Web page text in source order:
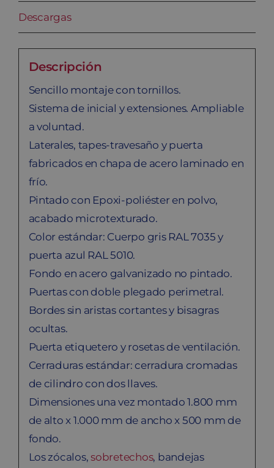
Descargas
Descripción
Sencillo montaje con tornillos.
Sistema de inicial y extensiones. Ampliable
a voluntad.
Laterales, tapes-travesaño y puerta
fabricados en chapa de acero laminado en
frío.
Pintado con Epoxi-poliéster en polvo,
acabado microtexturado.
Color estándar: Cuerpo gris RAL 7035 y
puerta azul RAL 5010.
Fondo en acero galvanizado no pintado.
Puertas con doble plegado perimetral.
Bordes sin aristas cortantes y bisagras
ocultas.
Puerta etiquetero y rosetas de ventilación.
Cerraduras estándar: cerradura cromadas
de cilindro con dos llaves.
Dimensiones una vez montado 1.800 mm
de alto x 1.000 mm de ancho x 500 mm de
fondo.
Los zócalos,sobretechos, bandejas